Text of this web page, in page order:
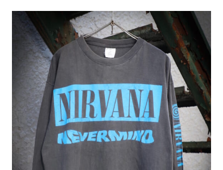
#NEW VINTAGE #マイナーグッド図鑑
#路地裏てぃーん。 #MONTHLY JOURNAL
#GH 銘品の所以 #フイナムのYouTube
#Commune H #FOCUS IT #AH.H
#ととけん #MOVIE
#LIFESTYLE #SNEAKER #OUTDOOR
#SPORTS #HANDSOME HANDBOOK